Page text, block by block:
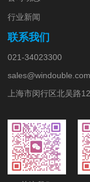
行业新闻
联系我们
021-34023300
上海市闵行区北吴路